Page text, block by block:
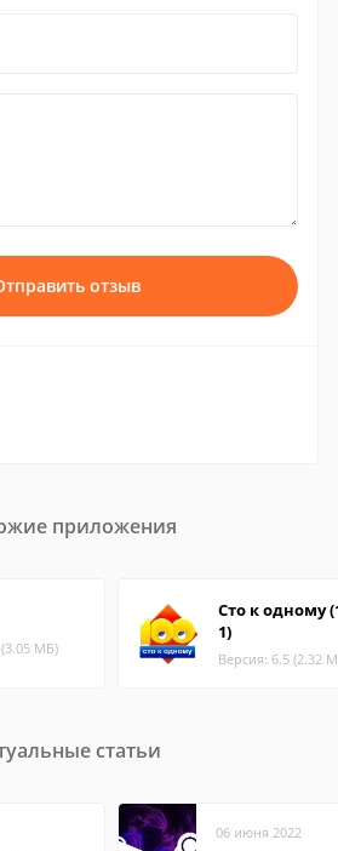
отзыв
приложения
МБ)
Сто к одному
1)
Версия: 6.5 (2.32
статьи
06 июня 2022